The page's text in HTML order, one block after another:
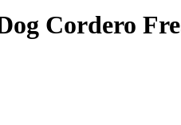
Cordero